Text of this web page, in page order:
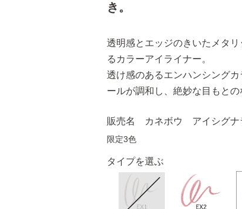
き。
透明感とエッジのきいたメタ
るカラーアイライナー。
透け感のあるエンハンシング
ールが調和し、絶妙な目もとの
販売名 カネボウ アイシグナ
限定3色
タイプを選ぶ